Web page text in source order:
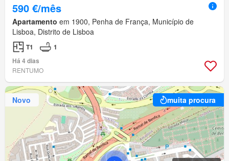
590 €/mês
Apartamento em 1900, Penha de França, Município de
Lisboa, Distrito de Lisboa
T1
1
Há 4 dias
RENTUMO
Novo muita procura